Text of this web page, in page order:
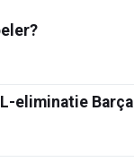
eliminatie Barça